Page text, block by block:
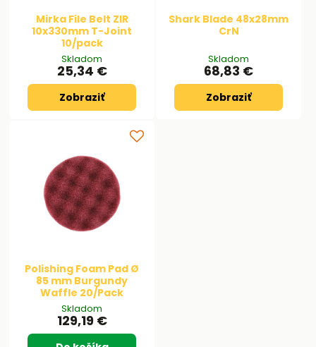
Mirka File Belt ZIR
10x330mm T-Joint
10/pack
Skladom
25,34 €
Zobraziť
Shark Blade 48x28mm
CrN
Skladom
68,83 €
Zobraziť
Polishing Foam Pad Ø
85 mm Burgundy
Waffle 20/Pack
Skladom
129,19 €